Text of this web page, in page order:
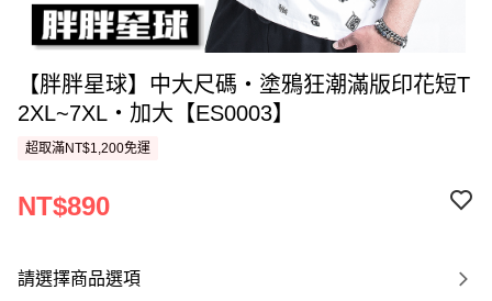
【胖胖星球】中大尺碼‧塗鴉狂潮滿版印花短T
2XL~7XL‧加大【ES0003】
超取滿NT$1,200免運
NT$890
請選擇商品選項